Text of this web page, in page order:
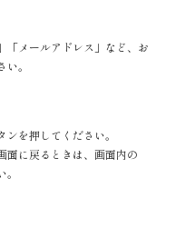
「メールアドレス」など、お
。
を押してください。
に戻るときは、画面内の